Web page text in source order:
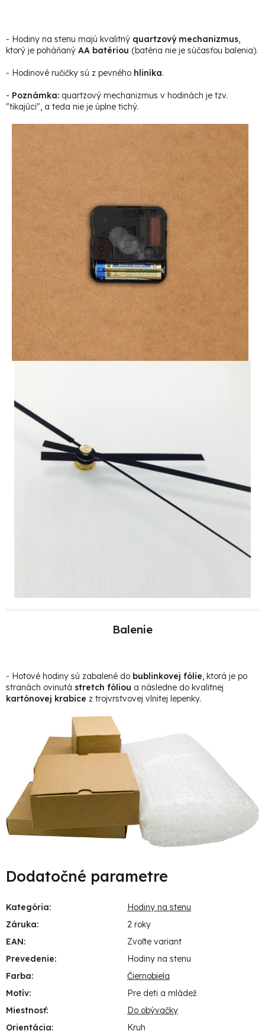
- Hodiny na stenu majú kvalitný quartzový mechanizmus,
ktorý je poháňaný AA batériou (batéria nie je súčasťou balenia).
- Hodinové ručičky sú z pevného hliníka.
- Poznámka: quartzový mechanizmus v hodinách je tzv.
"tikajúci", a teda nie je úplne tichý.
Balenie
- Hotové hodiny sú zabalené do bublinkovej fólie, ktorá je po
stranách ovinutá stretch fóliou a následne do kvalitnej
kartónovej krabice z trojvrstvovej vlnitej lepenky.
Dodatočné parametre
Kategória:
Hodiny na stenu
Záruka:
2 roky
EAN:
Zvoľte variant
Prevedenie:
Hodiny na stenu
Farba:
Čiernobiela
Motív:
Pre deti a mládež
Miestnosť:
Do obývačky
Orientácia: Kruh